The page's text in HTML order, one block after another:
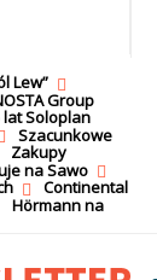
Lew”
Group
lat Soloplan
Szacunkowe
Zakupy
na Sawo
Continental
Hörmann na